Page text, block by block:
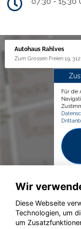
Autohaus Rahlves
Zum Grossen Freien 19,
Für die
©
Wir
Diese Webseite
Technologien, um
um